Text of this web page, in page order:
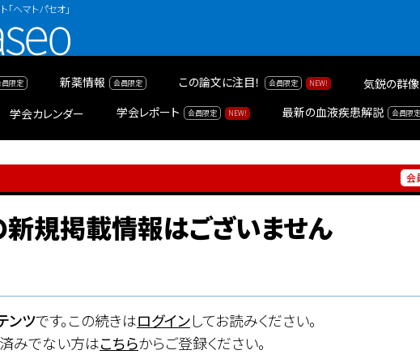
ヘマトパセオ」
新薬情報 この論文に注目！ 気鋭の群像
学会カレンダー 学会レポート 最新の血液疾患解説
規掲載情報はございません
ンツです。この続きはログインしてお読みください。
みでない方はこちらからご登録ください。